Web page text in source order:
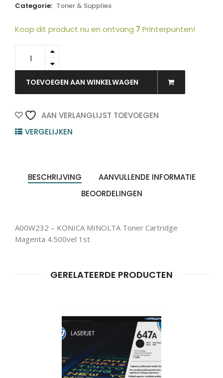
Categorie: Toner & Supplies
Koop dit product nu en ontvang 7 Printerpunten!
KONICA
MINOLTA
Toner
Magenta
4.500vel
1st
TOEVOEGEN AAN WINKELWAGEN
AAN VERLANGLIJST TOEVOEGEN
VERGELIJKEN
BESCHRIJVING
AANVULLENDE INFORMATIE
BEOORDELINGEN
A00W232 – KONICA MINOLTA Toner Cartridge
Magenta 4.500vel 1st
GERELATEERDE PRODUCTEN
zoeken ZOEKEN